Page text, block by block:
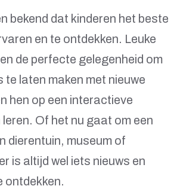
bekend dat kinderen het beste
en te ontdekken. Leuke
de perfecte gelegenheid om
te laten maken met nieuwe
hen op een interactieve
Of het nu gaat om een
dierentuin, museum of
is altijd wel iets nieuws en
ontdekken.